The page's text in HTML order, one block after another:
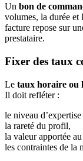
Un bon de
volumes, la durée et
facture repose sur
prestataire.
Fixer des taux
Le taux horaire ou
Il doit refléter :
le niveau
la rareté du profil,
la valeur apportée
les contraintes de la